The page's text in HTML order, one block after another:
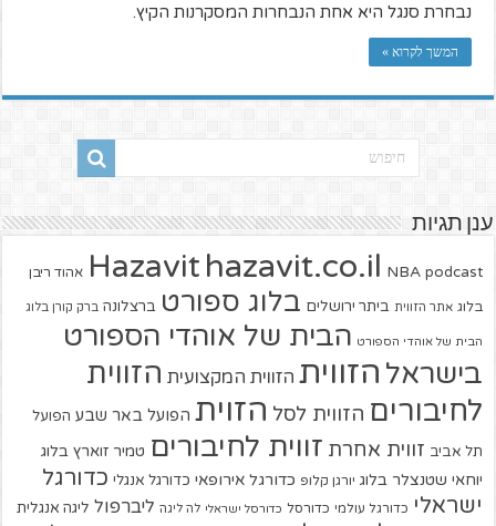
נבחרת סנגל היא אחת הנבחרות המסקרנות הקיץ.
המשך לקרוא »
ענן תגיות
Hazavit hazavit.co.il NBA podcast אהוד ריבן
בלוג אתר הזווית ביתר ירושלים בלוג ספורט ברצלונה ברק קורן בלוג
הבית של אוהדי הספורט הבית של אוהדי הספורט
בישראל הזווית הזווית המקצועית הזווית
לחיבורים הזווית לסל הזוית הפועל באר שבע הפועל
תל אביב זווית אחרת זווית לחיבורים טמיר זוארץ בלוג
יוחאי שטנצלר בלוג יורגן קלופ כדורגל אירופאי כדורגל אנגלי כדורגל
ישראלי כדורגל עולמי כדורסל כדורסל ישראלי לה ליגה ליברפול ליגה אנגלית